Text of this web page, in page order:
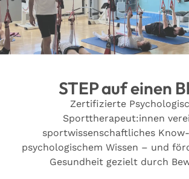
STEP auf einen
Zertifizierte
Sporttherapeut:innen
sportwissenschaftliches
psychologischem Wissen – und
Gesundheit gezielt durch